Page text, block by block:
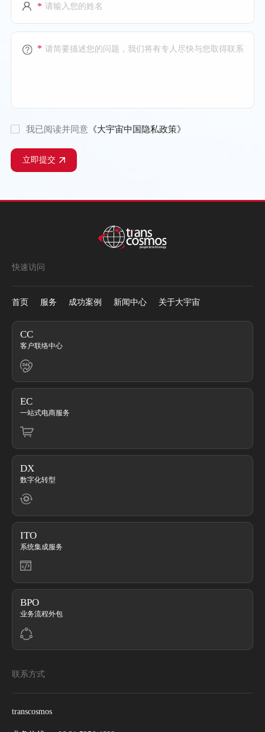
*
*
我已阅读并同意 《大宇宙中国隐私政策》
立即提交
快速访问
首页 服务 成功案例 新闻中心 关于大宇宙
CC
客户联络中心
EC
一站式电商服务
DX
数字化转型
ITO
系统集成服务
BPO
业务流程外包
联系方式
transcosmos